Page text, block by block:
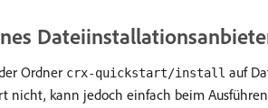
Ordner crx-quickstart/install auf
nicht, kann jedoch einfach beim